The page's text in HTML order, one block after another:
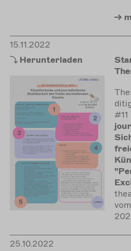
15.11.2022
Herunterladen
#11
25.10.2022